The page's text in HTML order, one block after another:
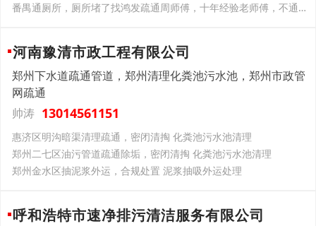
番禺通厕所，厕所堵了找鸿发疏通周师傅，十年经验老师傅，不通不收费
河南豫清市政工程有限公司
郑州下水道疏通管道，郑州清理化粪池污水池，郑州市政管
网疏通
帅涛 13014561151
惠济区明沟暗渠清理疏通，密闭清掏 化粪池污水池清理
郑州二七区油污管道疏通除垢，密闭清掏 化粪池污水池清理
郑州金水区抽泥浆外运，合规处置 泥浆抽吸外运处理
呼和浩特市速净排污清洁服务有限公司